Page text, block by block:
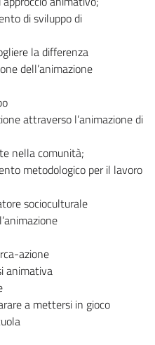
di sviluppo di
la differenza
dell’animazione
attraverso l’animazione di
nella comunità;
metodologico per il lavoro
socioculturale
azione
animativa
a mettersi in gioco